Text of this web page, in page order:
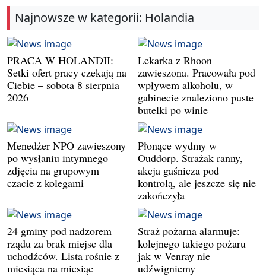
Najnowsze w kategorii: Holandia
PRACA W HOLANDII:
Setki ofert pracy czekają na
Ciebie – sobota 8 sierpnia
2026
Lekarka z Rhoon
zawieszona. Pracowała pod
wpływem alkoholu, w
gabinecie znaleziono puste
butelki po winie
Menedżer NPO zawieszony
po wysłaniu intymnego
zdjęcia na grupowym
czacie z kolegami
Płonące wydmy w
Ouddorp. Strażak ranny,
akcja gaśnicza pod
kontrolą, ale jeszcze się nie
zakończyła
24 gminy pod nadzorem
rządu za brak miejsc dla
uchodźców. Lista rośnie z
miesiąca na miesiąc
Straż pożarna alarmuje:
kolejnego takiego pożaru
jak w Venray nie
udźwigniemy